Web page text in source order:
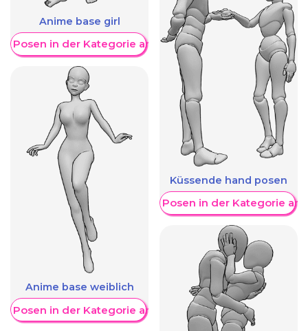
Anime base girl
Posen in der Kategorie anzeigen
Anime base weiblich
Posen in der Kategorie anzeigen
Küssende hand posen
Weitere Posen in der Kategorie